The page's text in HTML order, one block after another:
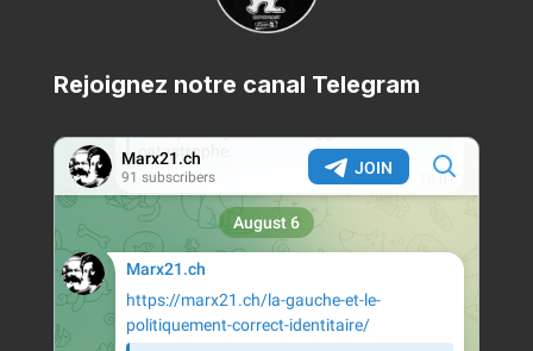
Rejoignez notre canal Telegram